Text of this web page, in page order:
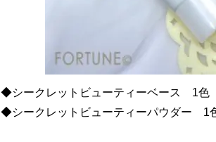
◆シークレットビューティーベース 1色
◆シークレットビューティーパウダー 1